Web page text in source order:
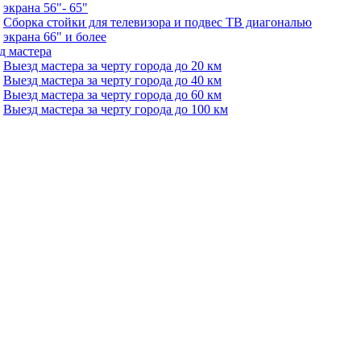
экрана 56"- 65"
Сборка стойки для телевизора и подвес ТВ диагональю
экрана 66" и более
мастера
Выезд мастера за черту города до 20 км
Выезд мастера за черту города до 40 км
Выезд мастера за черту города до 60 км
Выезд мастера за черту города до 100 км